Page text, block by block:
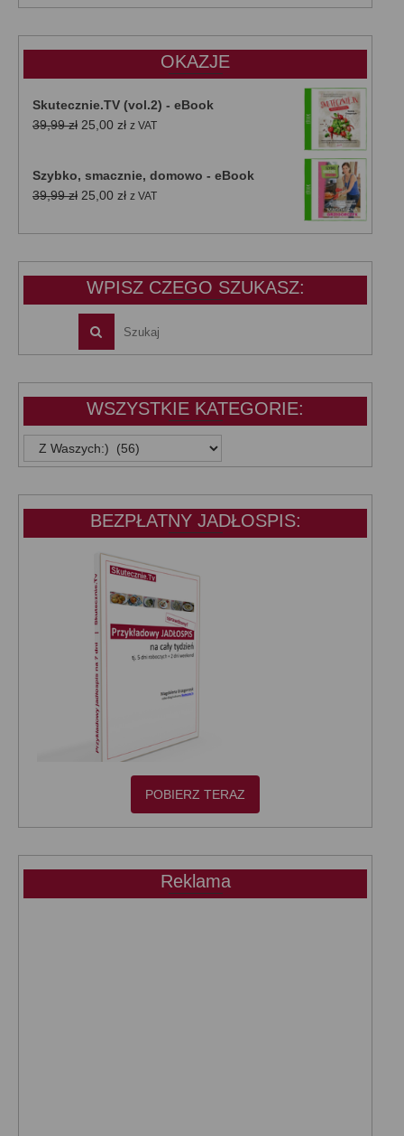
wynosiła:wynosi:
OKAZJE
Skutecznie.TV (vol.2) - eBook
39,99zł Pierwotna
39,99 zł.
25,00 złAktualna
25,00 zł.
z VAT
Szybko, smacznie, domowo - eBook
39,99zł Pierwotna
wynosiła:
25,00 złAktualna
wynosi:
z VAT
WPISZ CZEGO SZUKASZ:
WSZYSTKIE KATEGORIE:
WSZYSTKIE
KATEGORIE:
BEZPŁATNY JADŁOSPIS:
POBIERZ TERAZ
Reklama